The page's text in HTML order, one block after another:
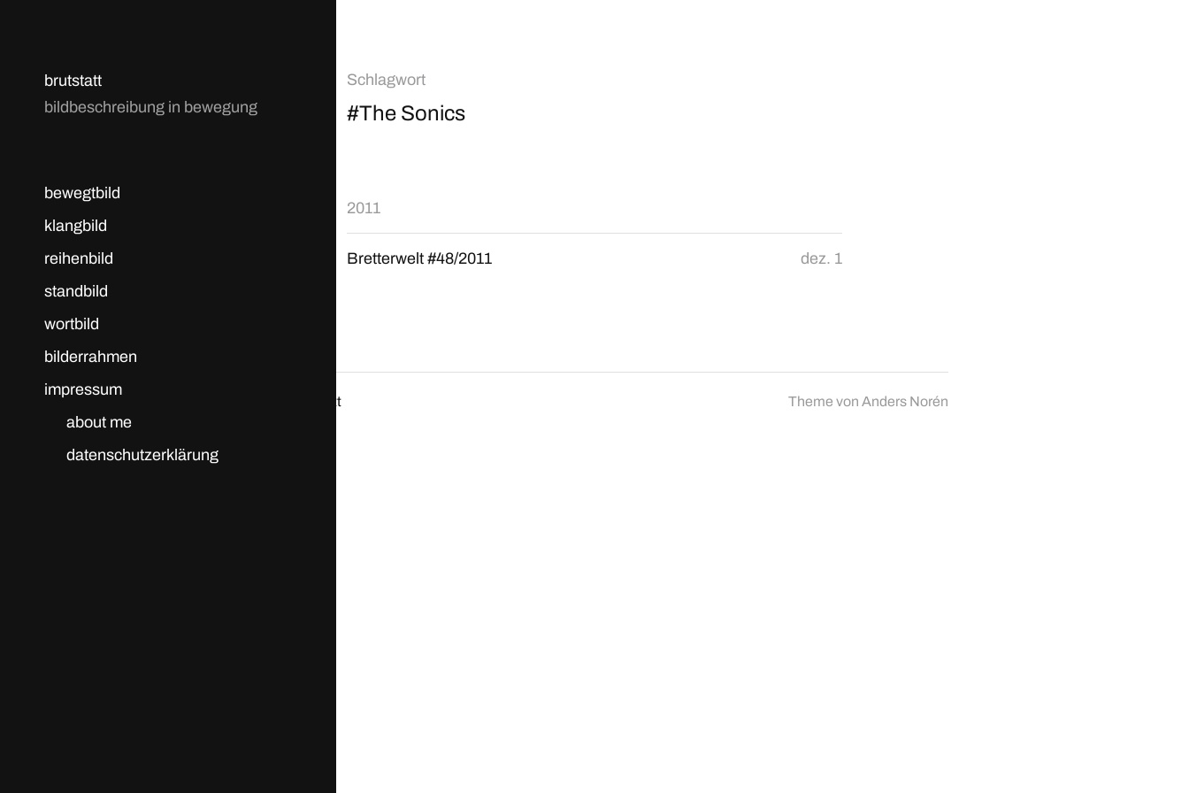
brutstatt
bildbeschreibung in bewegung
bewegtbild
klangbild
reihenbild
standbild
wortbild
bilderrahmen
impressum
about me
datenschutzerklärung
Schlagwort
#The Sonics
2011
Bretterwelt #48/2011 dez. 1
brutstatt Theme von Anders Norén